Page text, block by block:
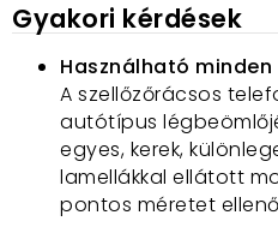
Gyakori kérdések
Használható
A szellőzőrácsos
autótípus
egyes, kerek,
lamellákkal ellátott
pontos méretet